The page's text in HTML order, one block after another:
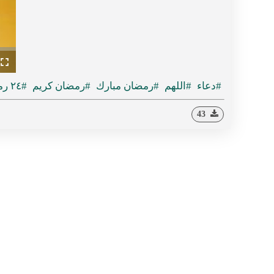
#دعاء #اللهم #رمضان مبارك #رمضان كريم #٢٤ رمضان